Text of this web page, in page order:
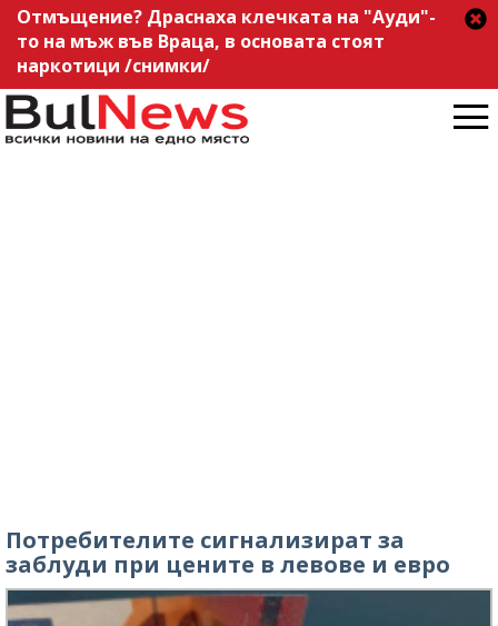
Отмъщение? Драснаха клечката на "Ауди"-
то на мъж във Враца, в основата стоят
наркотици /снимки/
Потребителите сигнализират за
заблуди при цените в левове и евро